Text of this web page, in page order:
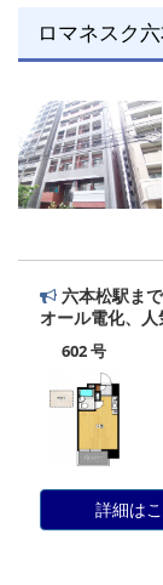
ロマネスク
六本松駅ま
オール電化、
602 号
詳細は